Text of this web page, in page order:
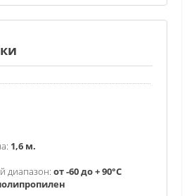
1,6 м.
диапазон: от -60 до + 90°С